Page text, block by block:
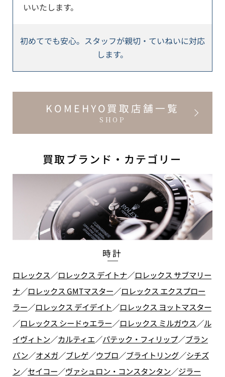
いいたします。
初めてでも安心。スタッフが親切・ていねいに対応
します。
KOMEHYO買取店舗一覧
SHOP
買取ブランド・カテゴリー
時計
ロレックス／ロレックス デイトナ／ロレックス サブマリー
ナ／ロレックス GMTマスター／ロレックス エクスプロー
ラー／ロレックス デイデイト／ロレックス ヨットマスター
／ロレックス シードゥエラー／ロレックス ミルガウス／ル
イヴィトン／カルティエ／パテック・フィリップ／ブラン
パン／オメガ／ブレゲ／ウブロ／ブライトリング／シチズ
ン／セイコー／ヴァシュロン・コンスタンタン／ジラー